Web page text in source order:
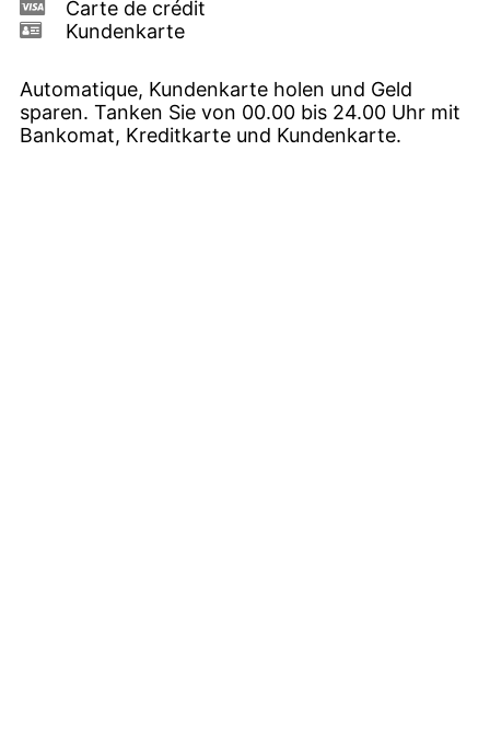
Carte de crédit
Kundenkarte
Automatique, Kundenkarte holen und Geld
sparen. Tanken Sie von 00.00 bis 24.00 Uhr mit
Bankomat, Kreditkarte und Kundenkarte.